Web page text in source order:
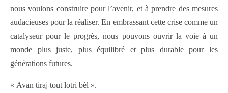
nous voulons construire pour l’avenir, et à prendre des mesures
audacieuses pour la réaliser. En embrassant cette crise comme un
catalyseur pour le progrès, nous pouvons ouvrir la voie à un
monde plus juste, plus équilibré et plus durable pour les
générations futures.
« Avan tiraj tout lotri bèl ».